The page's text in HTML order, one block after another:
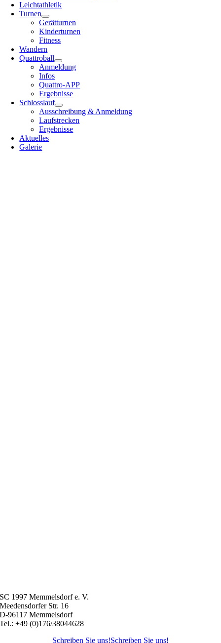
Leichtathletik
Turnen
Gerätturnen
Kinderturnen
Fitness
Wandern
Quattroball
Anmeldung
Infos
Quattro-APP
Ergebnisse
Schlosslauf
Ausschreibung & Anmeldung
Laufstrecken
Ergebnisse
Aktuelles
Galerie
SC 1997 Memmelsdorf e. V.
Meedensdorfer Str. 16
D-96117 Memmelsdorf
Tel.: +49 (0)176/38044628
Schreiben Sie uns!Schreiben Sie uns!